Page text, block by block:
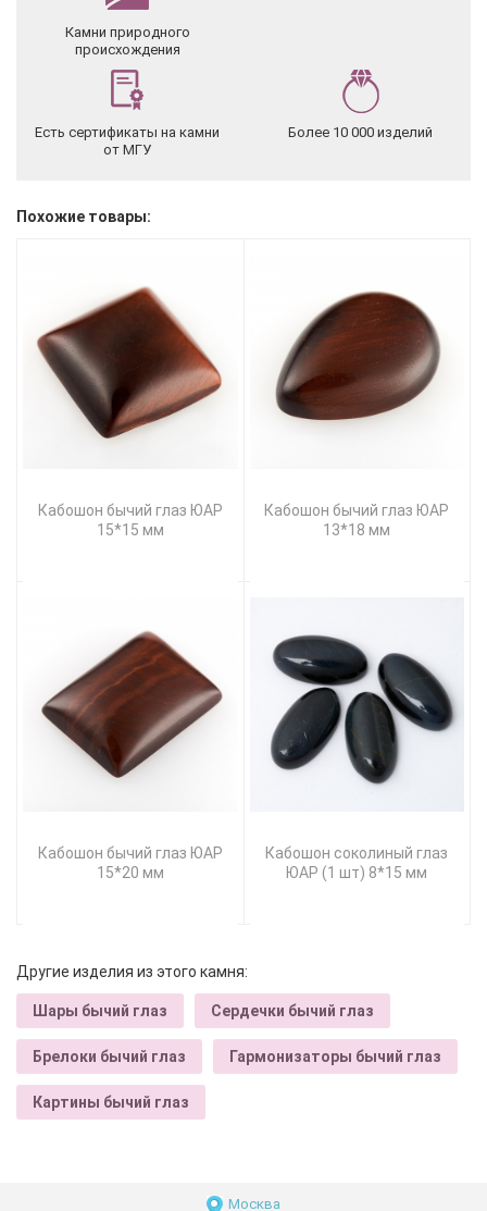
Камни природного
происхождения
Есть сертификаты на камни
от МГУ
Более 10 000 изделий
Похожие товары:
Кабошон бычий глаз ЮАР
15*15 мм
Кабошон бычий глаз ЮАР
13*18 мм
Кабошон бычий глаз ЮАР
15*20 мм
Кабошон соколиный глаз
ЮАР (1 шт) 8*15 мм
Другие изделия из этого камня:
Шары бычий глаз Сердечки бычий глаз
Брелоки бычий глаз Гармонизаторы бычий глаз
Картины бычий глаз
Москва